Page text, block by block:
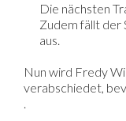
Die nächsten
Zudem fällt der
aus.
Nun wird Fredy
verabschiedet,
.